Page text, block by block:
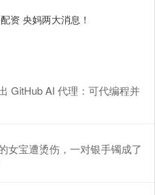
资 央妈两大消息！
GitHub AI 代理：可代编程并
女宝遭烫伤，一对银手镯成了